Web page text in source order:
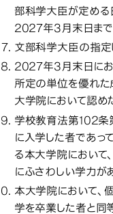
部科学大臣が定める
2027年3月末日まで
文部科学大臣の指定
2027年3月末日にお
所定の単位を優れた
大学院において認め
学校教育法第102条
に入学した者であっ
る本大学院において
にふさわしい学力が
本大学院において、
学を卒業した者と同